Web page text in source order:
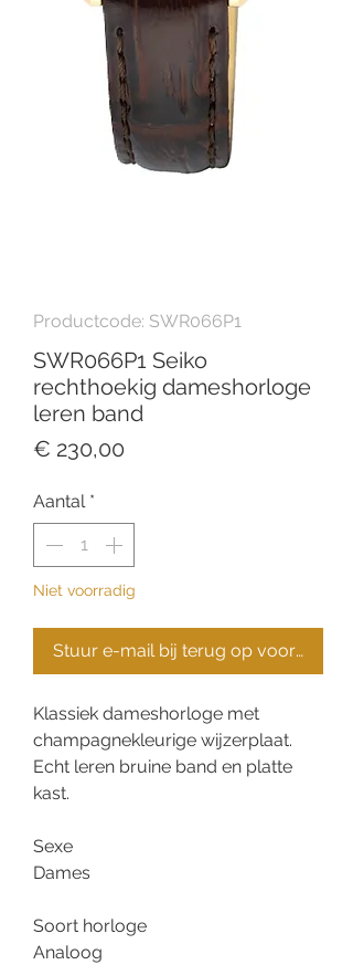
Productcode: SWR066P1
SWR066P1 Seiko
rechthoekig dameshorloge
leren band
€ 230,00
Aantal *
Niet voorradig
Stuur e-mail bij terug op voorraad
Klassiek dameshorloge met
champagnekleurige wijzerplaat.
Echt leren bruine band en platte
kast.
Sexe
Dames
Soort horloge
Analoog